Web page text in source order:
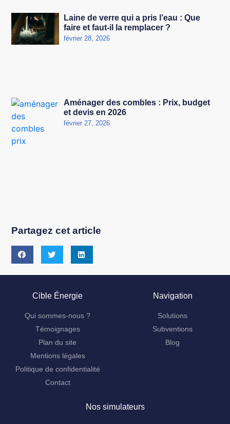
Laine de verre qui a pris l’eau : Que
faire et faut-il la remplacer ?
février 28, 2026
Aménager des combles : Prix, budget
et devis en 2026
février 27, 2026
Partagez cet article
Cible Énergie
Qui sommes-nous ?
Témoignages
Plan du site
Mentions légales
Politique de confidentialité
Contact
Navigation
Solutions
Subventions
Blog
Nos simulateurs